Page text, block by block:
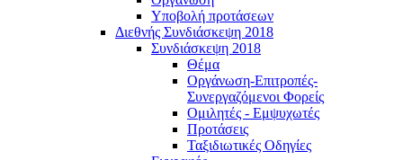
Υποβολή προτάσεων
Διεθνής Συνδιάσκεψη 2018
Συνδιάσκεψη 2018
Θέμα
Οργάνωση-Επιτροπές-
Συνεργαζόμενοι Φορείς
Ομιλητές - Εμψυχωτές
Προτάσεις
Ταξιδιωτικές Οδηγίες